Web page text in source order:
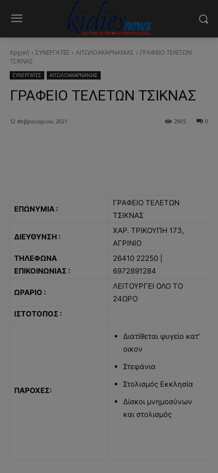
Αρχική ΣΥΝΕΡΓΑΤΕΣ ΑΙΤΩΛΟΑΚΑΡΝΑΝΙΑΣ
ΓΡΑΦΕΙΟ ΤΕΛΕΤΩΝ
ΤΣΙΚΝΑΣ
ΣΥΝΕΡΓΑΤΕΣ ΑΙΤΩΛΟΑΚΑΡΝΑΝΙΑΣ
ΓΡΑΦΕΙΟ ΤΕΛΕΤΩΝ ΤΣΙΚΝΑΣ
12 Φεβρουαρίου, 2021 0
2905
ΕΠΩΝΥΜΙΑ :
ΓΡΑΦΕΙΟ ΤΕΛΕΤΩΝ
ΤΣΙΚΝΑΣ
ΔΙΕΥΘΥΝΣΗ :
ΧΑΡ. ΤΡΙΚΟΥΠΗ 173,
ΑΓΡΙΝΙΟ
ΤΗΛΕΦΩΝΑ
ΕΠΙΚΟΙΝΩΝΙΑΣ :
26410 22250 |
6972891284
ΩΡΑΡΙΟ :
ΛΕΙΤΟΥΡΓΕΙ ΟΛΟ ΤΟ
24ΩΡΟ
ΙΣΤΟΤΟΠΟΣ :
ΠΑΡΟΧΕΣ:
Διατίθεται ψυγείο κατ’
οικον
Στεφάνια
Στολισμός Εκκλησία
Δίσκοι μνημοσύνων
και στολισμός